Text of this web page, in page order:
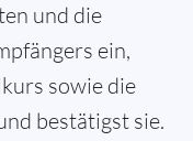
und die
ein,
sowie die
bestätigst sie.